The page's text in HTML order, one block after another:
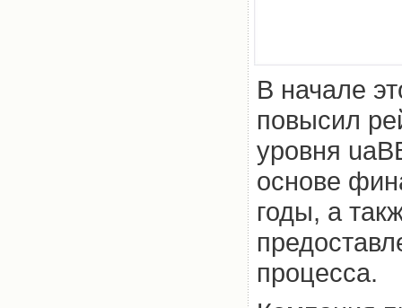
В начале
повысил
уровня
основе
годы, а
процесса.